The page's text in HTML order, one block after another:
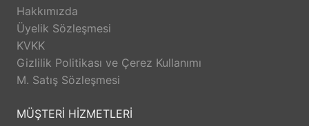
Hakkımızda
Üyelik Sözleşmesi
KVKK
Gizlilik Politikası ve Çerez Kullanımı
M. Satış Sözleşmesi
MÜŞTERİ HİZMETLERİ